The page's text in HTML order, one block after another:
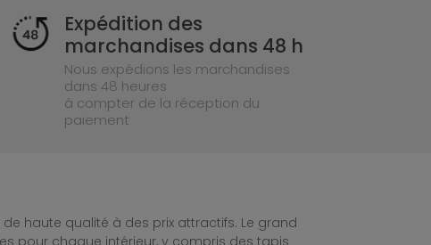
Expédition des
marchandises dans 48 h
Nous expédions les marchandises
dans 48 heures
à compter de la réception du
paiement
haute qualité à des prix attractifs. Le grand
pour chaque intérieur, y compris des tapis